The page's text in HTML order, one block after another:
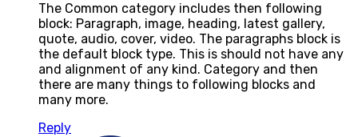
The Common category includes then following
block: Paragraph, image, heading, latest gallery,
quote, audio, cover, video. The paragraphs block is
the default block type. This is should not have any
and alignment of any kind. Category and then
there are many things to following blocks and
many more.
Reply